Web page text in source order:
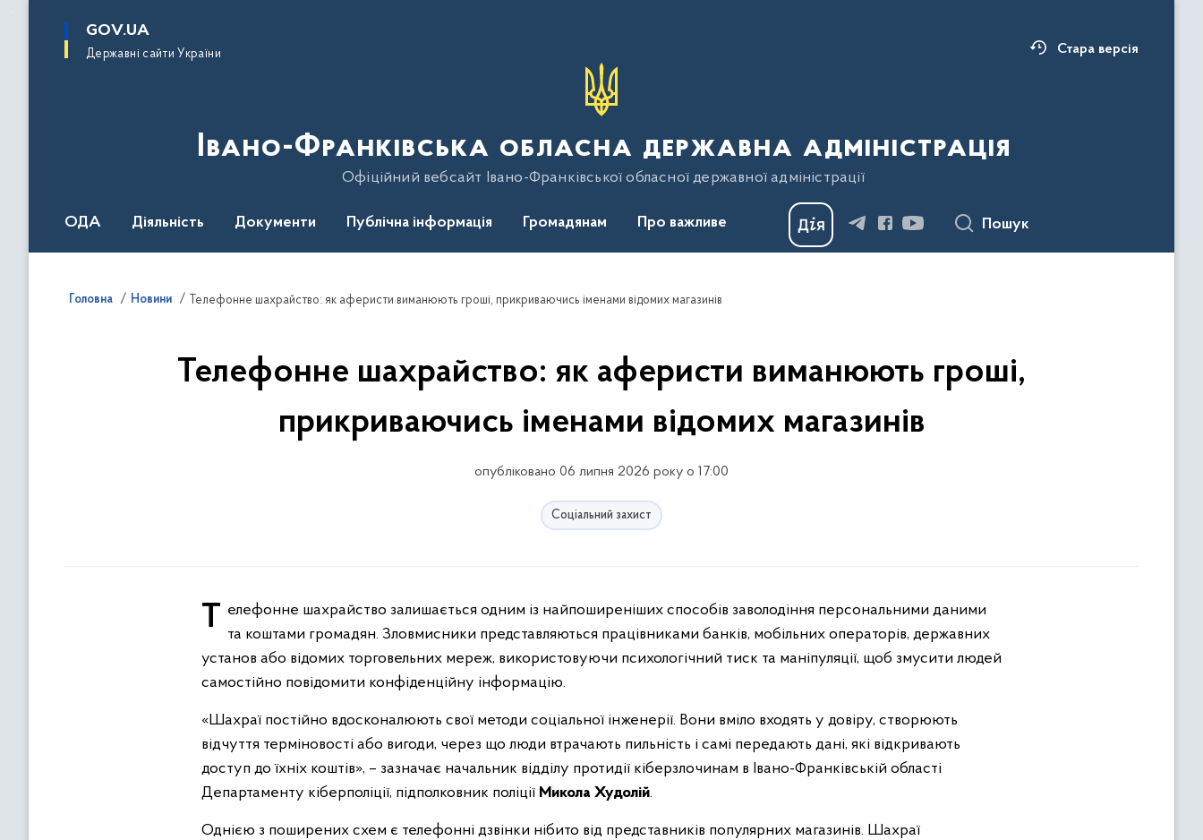
основного
GOV.UA
Державні сайти України Стара версія
Івано-Франківська обласна державна адміністрація
Офіційний вебсайт Івано-Франківської обласної державної адміністрації
ОДА Діяльність Документи Публічна інформація Громадянам Про важливе Пошук
Головна Новини Телефонне шахрайство: як аферисти виманюють гроші, прикриваючись іменами відомих магазинів
Телефонне шахрайство: як аферисти виманюють гроші,
прикриваючись іменами відомих магазинів
опубліковано 06 липня 2026 року о 17:00
Соціальний захист
Телефонне шахрайство залишається одним із найпоширеніших способів заволодіння персональними даними та коштами громадян. Зловмисники представляються працівниками банків, мобільних операторів, державних
установ або відомих торговельних мереж, використовуючи психологічний тиск та маніпуляції, щоб змусити людей
самостійно повідомити конфіденційну інформацію.
«Шахраї постійно вдосконалюють свої методи соціальної інженерії. Вони вміло входять у довіру, створюють
відчуття терміновості або вигоди, через що люди втрачають пильність і самі передають дані, які відкривають
доступ до їхніх коштів», – зазначає начальник відділу протидії кіберзлочинам в Івано-Франківській області
Департаменту кіберполіції, підполковник поліції Микола Худолій.
Однією з поширених схем є телефонні дзвінки нібито від представників популярних магазинів. Шахраї